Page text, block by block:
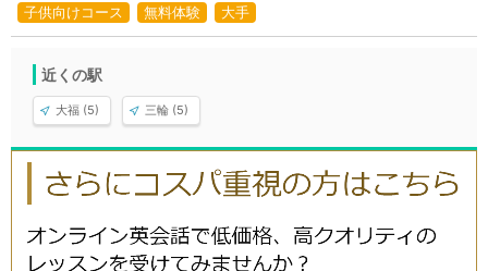
子供向けコース 無料体験 大手
近くの駅
大福 (5) 三輪 (5)